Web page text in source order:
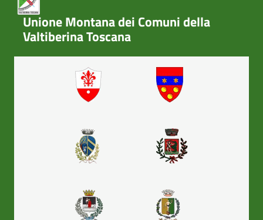
Unione Montana dei Comuni della
Valtiberina Toscana